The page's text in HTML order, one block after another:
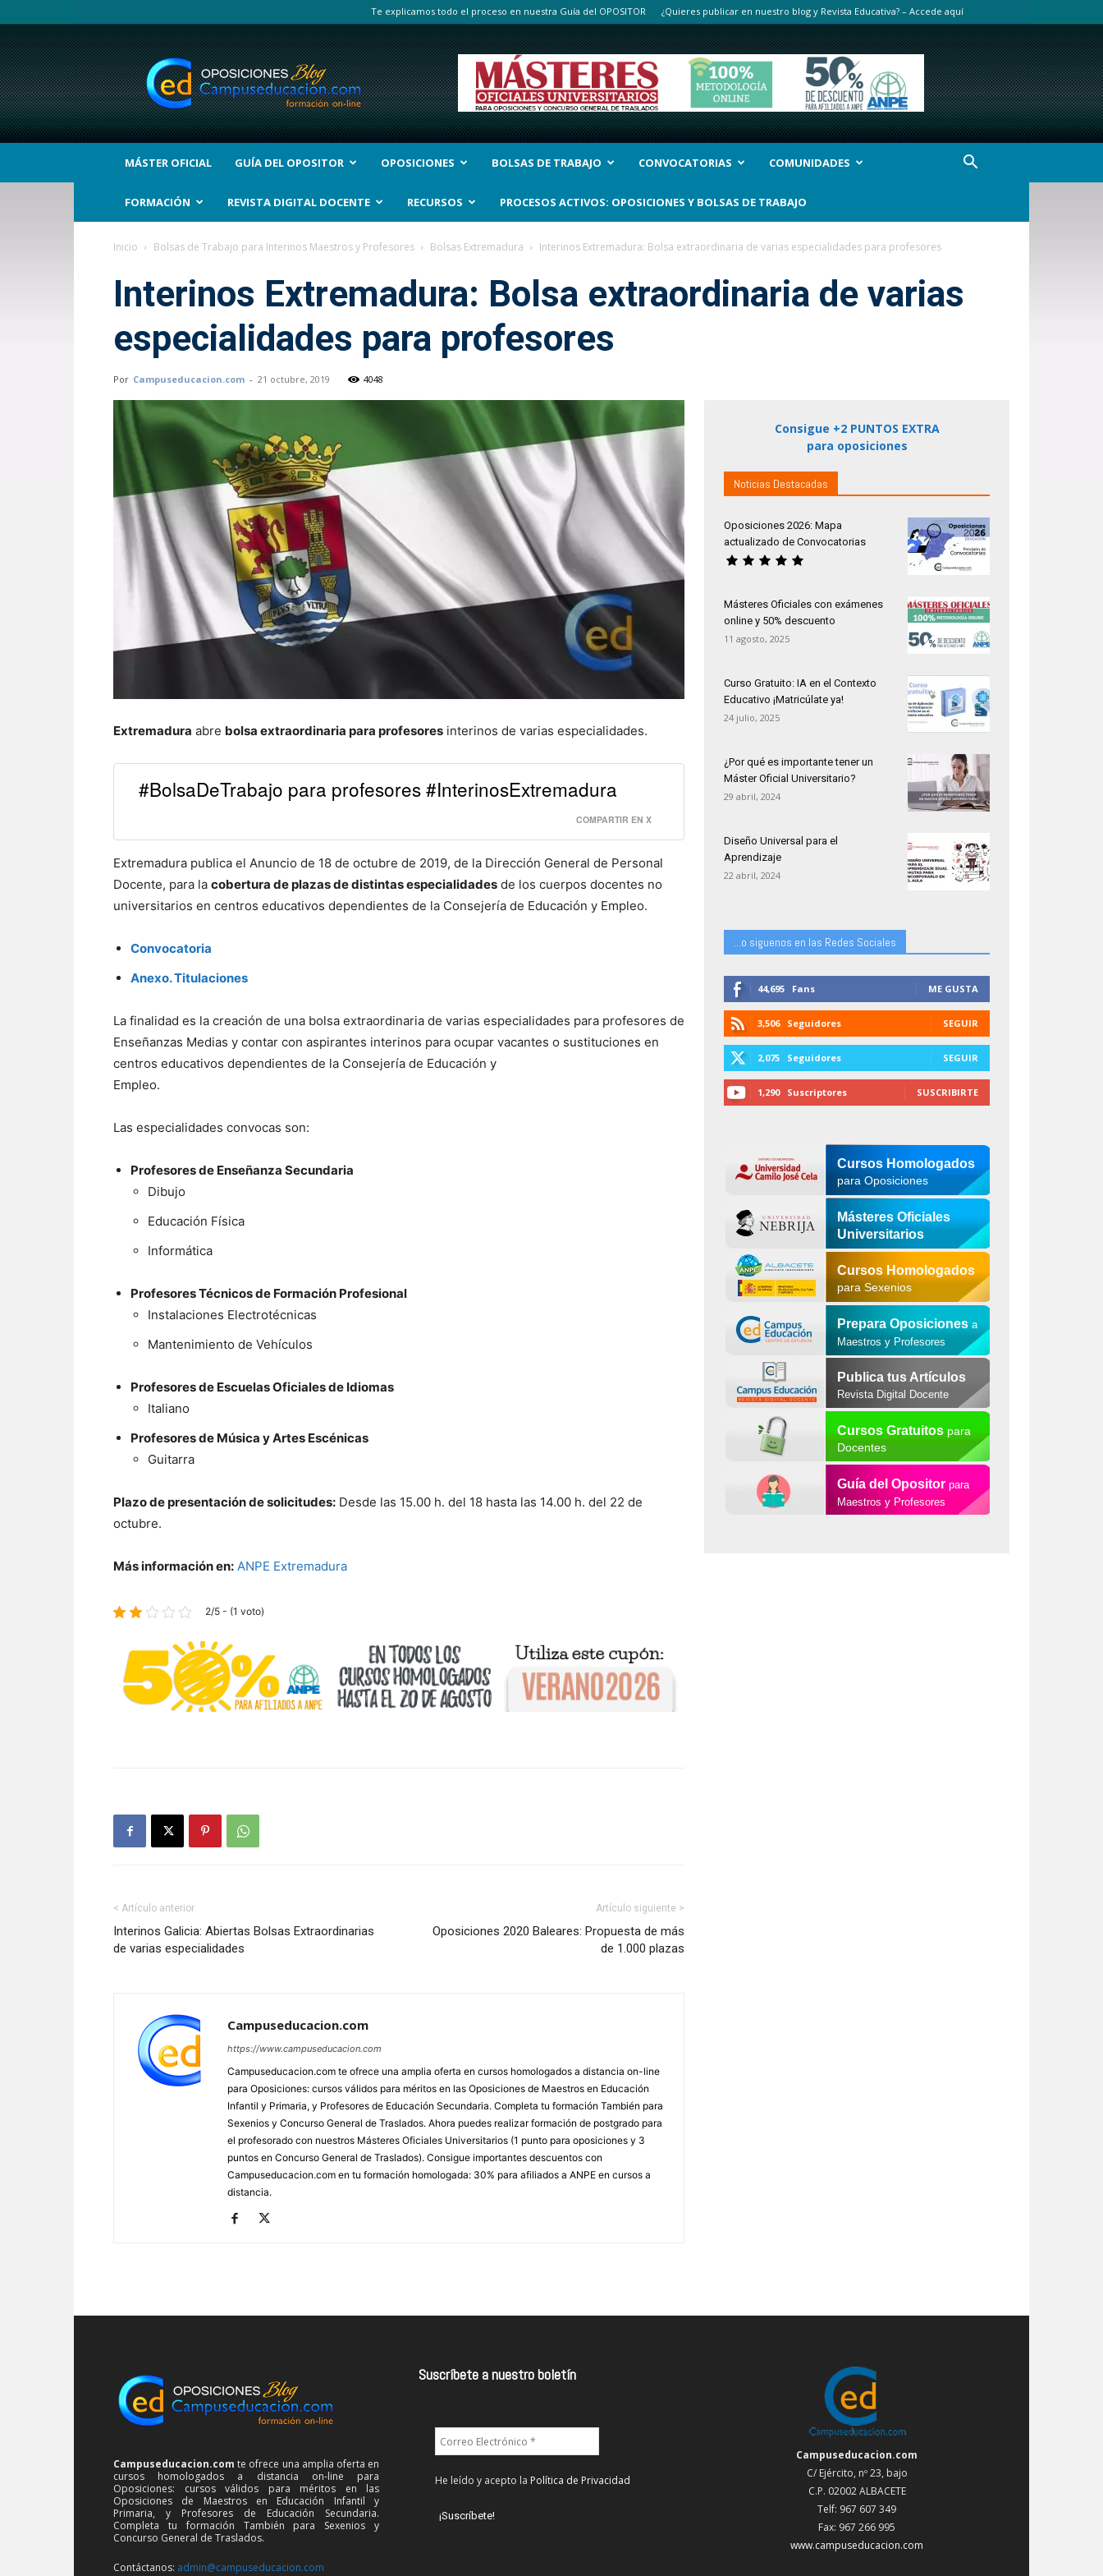
Te explicamos todo el proceso en nuestra Guía del OPOSITOR ¿Quieres publicar en nuestro blog y Revista Educativa? – Accede aquí
BLOG
Noticias
Oposiciones
y
bolsas
Trabajo
Interinos.
MÁSTER OFICIAL GUÍA DEL OPOSITOR OPOSICIONES BOLSAS DE TRABAJO CONVOCATORIAS COMUNIDADES
FORMACIÓN REVISTA DIGITAL DOCENTE RECURSOS PROCESOS ACTIVOS: OPOSICIONES Y BOLSAS DE TRABAJO
Inicio Bolsas de Trabajo para Interinos Maestros y Profesores Bolsas Extremadura Interinos Extremadura: Bolsa extraordinaria de varias especialidades para profesores
Interinos Extremadura: Bolsa extraordinaria de varias
especialidades para profesores
Por Campuseducacion.com - 21 octubre, 2019 4048
Extremadura abre bolsa extraordinaria para profesores interinos de varias especialidades.
#BolsaDeTrabajo para profesores #InterinosExtremadura
COMPARTIR EN X
Extremadura publica el Anuncio de 18 de octubre de 2019, de la Dirección General de Personal
Docente, para la cobertura de plazas de distintas especialidades de los cuerpos docentes no
universitarios en centros educativos dependientes de la Consejería de Educación y Empleo.
Convocatoria
Anexo. Titulaciones
La finalidad es la creación de una bolsa extraordinaria de varias especialidades para profesores de
Enseñanzas Medias y contar con aspirantes interinos para ocupar vacantes o sustituciones en
centros educativos dependientes de la Consejería de Educación y
Empleo.
Las especialidades convocas son:
Profesores de Enseñanza Secundaria
Dibujo
Educación Física
Informática
Profesores Técnicos de Formación Profesional
Instalaciones Electrotécnicas
Mantenimiento de Vehículos
Profesores de Escuelas Oficiales de Idiomas
Italiano
Profesores de Música y Artes Escénicas
Guitarra
Plazo de presentación de solicitudes: Desde las 15.00 h. del 18 hasta las 14.00 h. del 22 de
octubre.
Más información en: ANPE Extremadura
2/5 - (1 voto)
< Artículo anterior
Interinos Galicia: Abiertas Bolsas Extraordinarias
de varias especialidades
Artículo siguiente >
Oposiciones 2020 Baleares: Propuesta de más
de 1.000 plazas
Campuseducacion.com
https://www.campuseducacion.com
Campuseducacion.com te ofrece una amplia oferta en cursos homologados a distancia on-line
para Oposiciones: cursos válidos para méritos en las Oposiciones de Maestros en Educación
Infantil y Primaria, y Profesores de Educación Secundaria. Completa tu formación También para
Sexenios y Concurso General de Traslados. Ahora puedes realizar formación de postgrado para
el profesorado con nuestros Másteres Oficiales Universitarios (1 punto para oposiciones y 3
puntos en Concurso General de Traslados). Consigue importantes descuentos con
Campuseducacion.com en tu formación homologada: 30% para afiliados a ANPE en cursos a
distancia.
Consigue +2 PUNTOS EXTRA
para oposiciones
Noticias Destacadas
Oposiciones 2026: Mapa
actualizado de Convocatorias
Másteres Oficiales con exámenes
online y 50% descuento
11 agosto, 2025
Curso Gratuito: IA en el Contexto
Educativo ¡Matricúlate ya!
24 julio, 2025
¿Por qué es importante tener un
Máster Oficial Universitario?
29 abril, 2024
Diseño Universal para el
Aprendizaje
22 abril, 2024
...o siguenos en las Redes Sociales
44,695 Fans ME GUSTA
3,506 Seguidores SEGUIR
2,075 Seguidores SEGUIR
1,290 Suscriptores SUSCRIBIRTE
Cursos Homologados
para Oposiciones
Másteres Oficiales
Universitarios
Cursos Homologados
para Sexenios
Prepara Oposiciones a
Maestros y Profesores
Publica tus Artículos
Revista Digital Docente
Cursos Gratuitospara
Docentes
Guía del Opositor para
Maestros y Profesores
Campuseducacion.com te ofrece una amplia oferta en
cursos homologados a distancia on-line para
Oposiciones: cursos válidos para méritos en las
Oposiciones de Maestros en Educación Infantil y
Primaria, y Profesores de Educación Secundaria.
Completa tu formación También para Sexenios y
Concurso General de Traslados.
Contáctanos: admin@campuseducacion.com
Suscríbete a nuestro boletín
He leído y acepto la Política de Privacidad
Campuseducacion.com
C/ Ejército, nº 23, bajo
C.P. 02002 ALBACETE
Telf: 967 607 349
Fax: 967 266 995
www.campuseducacion.com